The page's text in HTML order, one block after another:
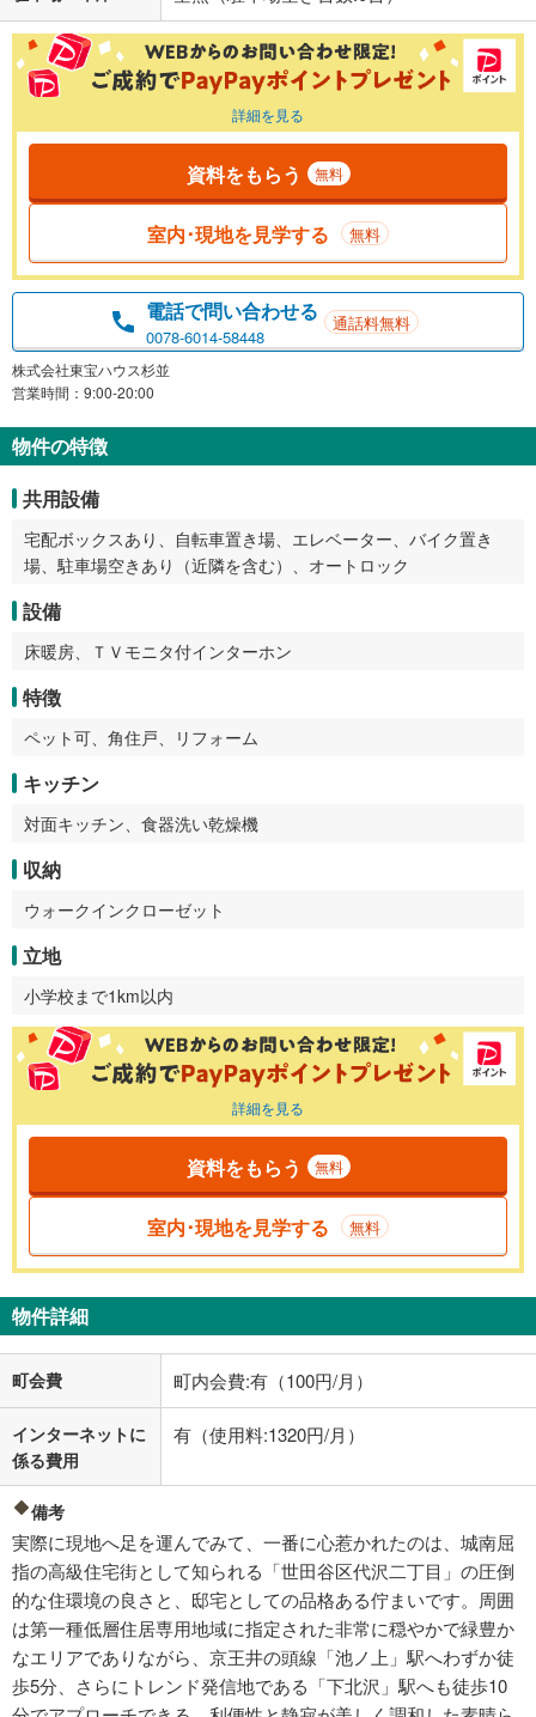
詳細を見る
資料をもらう 無料
室内･現地を見学する 無料
電話で問い合わせる
0078-6014-58448
通話料無料
株式会社東宝ハウス杉並
営業時間：9:00-20:00
物件の特徴
共用設備
宅配ボックスあり、自転車置き場、エレベーター、バイク置き
場、駐車場空きあり（近隣を含む）、オートロック
設備
床暖房、ＴＶモニタ付インターホン
特徴
ペット可、角住戸、リフォーム
キッチン
対面キッチン、食器洗い乾燥機
収納
ウォークインクローゼット
立地
小学校まで1km以内
詳細を見る
資料をもらう 無料
室内･現地を見学する 無料
物件詳細
町会費 町内会費:有（100円/月）
インターネットに
係る費用
有（使用料:1320円/月）
備考
実際に現地へ足を運んでみて、一番に心惹かれたのは、城南屈
指の高級住宅街として知られる「世田谷区代沢二丁目」の圧倒
的な住環境の良さと、邸宅としての品格ある佇まいです。周囲
は第一種低層住居専用地域に指定された非常に穏やかで緑豊か
なエリアでありながら、京王井の頭線「池ノ上」駅へわずか徒
歩5分、さらにトレンド発信地である「下北沢」駅へも徒歩10